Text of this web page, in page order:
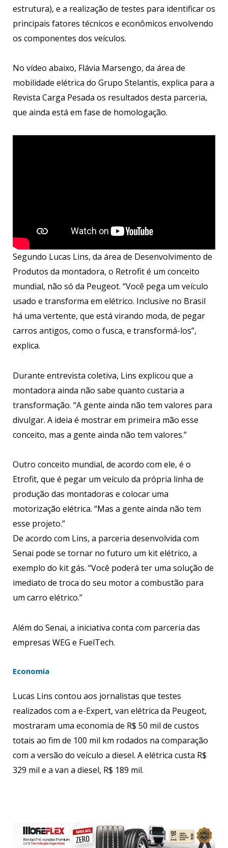
estrutura), e a realização de testes para identificar os
principais fatores técnicos e econômicos envolvendo
os componentes dos veículos.
No vídeo abaixo, Flávia Marsengo, da área de
mobilidade elétrica do Grupo Stelantis, explica para a
Revista Carga Pesada os resultados desta parceria,
que ainda está em fase de homologação.
Segundo Lucas Lins, da área de Desenvolvimento de
Produtos da montadora, o Retrofit é um conceito
mundial, não só da Peugeot. “Você pega um veículo
usado e transforma em elétrico. Inclusive no Brasil
há uma vertente, que está virando moda, de pegar
carros antigos, como o fusca, e transformá-los”,
explica.
Durante entrevista coletiva, Lins explicou que a
montadora ainda não sabe quanto custaria a
transformação. “A gente ainda não tem valores para
divulgar. A ideia é mostrar em primeira mão esse
conceito, mas a gente ainda não tem valores.”
Outro conceito mundial, de acordo com ele, é o
Etrofit, que é pegar um veículo da própria linha de
produção das montadoras e colocar uma
motorização elétrica. “Mas a gente ainda não tem
esse projeto.”
De acordo com Lins, a parceria desenvolvida com
Senai pode se tornar no futuro um kit elétrico, a
exemplo do kit gás. “Você poderá ter uma solução de
imediato de troca do seu motor a combustão para
um carro elétrico.”
Além do Senai, a iniciativa conta com parceria das
empresas WEG e FuelTech.
Economia
Lucas Lins contou aos jornalistas que testes
realizados com a e-Expert, van elétrica da Peugeot,
mostraram uma economia de R$ 50 mil de custos
totais ao fim de 100 mil km rodados na comparação
com a versão do veículo a diesel. A elétrica custa R$
329 mil e a van a diesel, R$ 189 mil.